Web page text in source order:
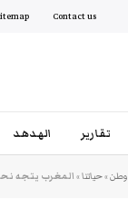
Contact us
تقارير الهدهد
وطن»حياتنا»المغرب يتجه نحو